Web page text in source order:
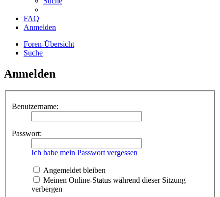
FAQ
Anmelden
Foren-Übersicht
Suche
Anmelden
Benutzername:
Passwort:
Ich habe mein Passwort vergessen
Angemeldet bleiben
Meinen Online-Status während dieser Sitzung
verbergen